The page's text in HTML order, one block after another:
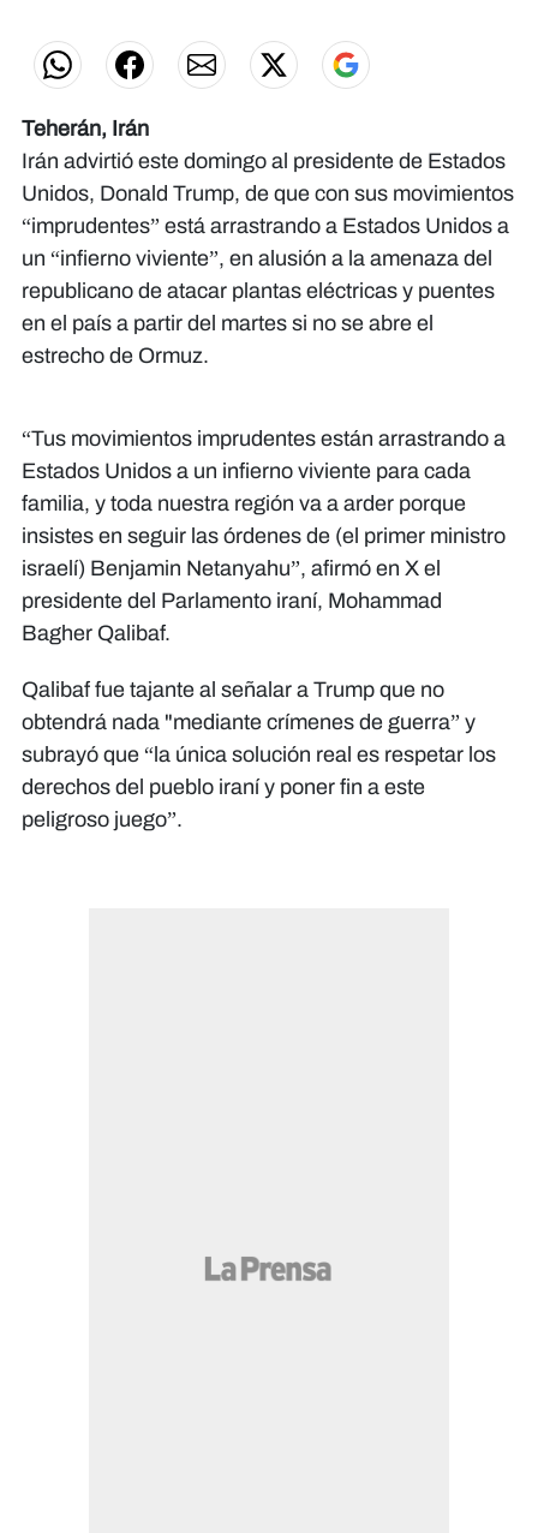
Teherán, Irán
Irán advirtió este domingo al presidente de Estados
Unidos, Donald Trump, de que con sus movimientos
“imprudentes” está arrastrando a Estados Unidos a
un “infierno viviente”, en alusión a la amenaza del
republicano de atacar plantas eléctricas y puentes
en el país a partir del martes si no se abre el
estrecho de Ormuz.
“Tus movimientos imprudentes están arrastrando a
Estados Unidos a un infierno viviente para cada
familia, y toda nuestra región va a arder porque
insistes en seguir las órdenes de (el primer ministro
israelí) Benjamin Netanyahu”, afirmó en X el
presidente del Parlamento iraní, Mohammad
Bagher Qalibaf.
Qalibaf fue tajante al señalar a Trump que no
obtendrá nada "mediante crímenes de guerra” y
subrayó que “la única solución real es respetar los
derechos del pueblo iraní y poner fin a este
peligroso juego”.